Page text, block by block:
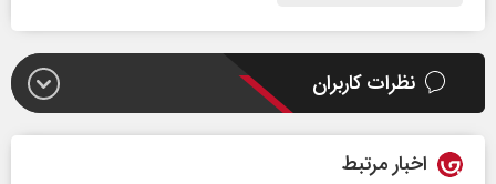
نظرات کاربران
اخبار مرتبط